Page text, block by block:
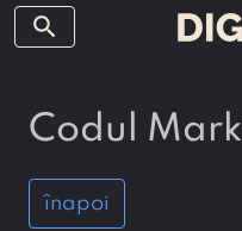
search
Codul
înapoi